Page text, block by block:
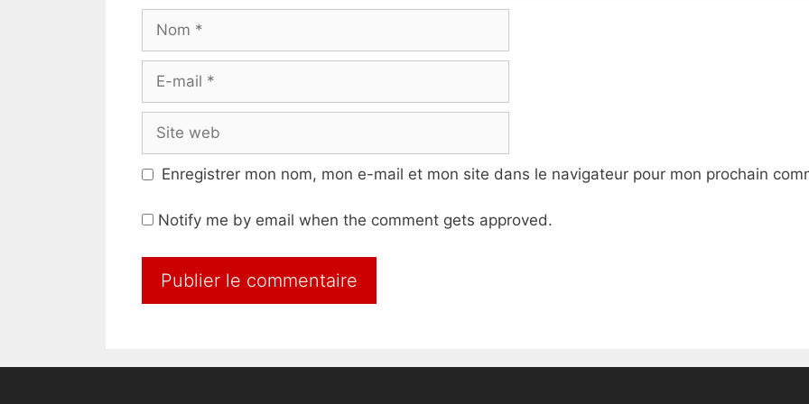
Nom
Site
web
Enregistrer mon nom, mon e-mail et mon site dans le navigateur pour mon prochain
Notify me by email when the comment gets approved.